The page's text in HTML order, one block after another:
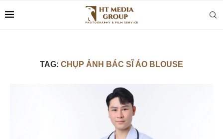
TAG: CHỤP ẢNH BÁC SĨ ÁO BLOUSE